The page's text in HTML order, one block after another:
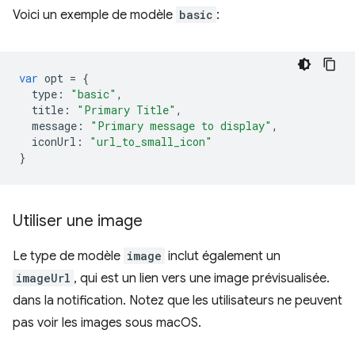
Voici un exemple de modèle basic :
var opt = {
type : "basic" ,
title : "Primary Title" ,
message : "Primary message to display" ,
iconUrl :
"url_to_small_icon"
}
Utiliser une image
Le type de modèle image inclut également un
imageUrl , qui est un lien vers une image prévisualisée.
dans la notification. Notez que les utilisateurs ne peuvent
pas voir les images sous macOS.